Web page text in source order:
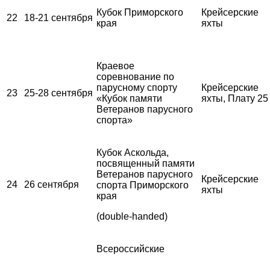
22 18-21 сентября
Кубок Приморского
края
Крейсерские
яхты
23 25-28 сентября
Краевое
соревнование по
парусному спорту
«Кубок памяти
Ветеранов парусного
спорта»
Крейсерские
яхты, Плату 25
24 26 сентября
Кубок Аскольда,
посвященный памяти
Ветеранов парусного
спорта Приморского
края
(double-handed)
Крейсерские
яхты
Всероссийские